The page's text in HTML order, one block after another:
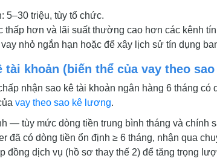
5–30 triệu, tùy tổ chức.
thấp hơn và lãi suất thường cao hơn các kênh
nhỏ ngắn hạn hoặc để xây lịch sử tín dụng
tài khoản (biến thể của vay theo
nhận sao kê tài khoản ngân hàng 6 tháng
vay theo sao kê lương.
— tùy mức dòng tiền trung bình tháng và chính
đã có dòng tiền ổn định ≥ 6 tháng, nhận qua
đồng dịch vụ (hồ sơ thay thế 2) để tăng trọng